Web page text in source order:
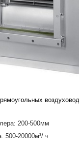
200-500мм
500-20000м³/ ч